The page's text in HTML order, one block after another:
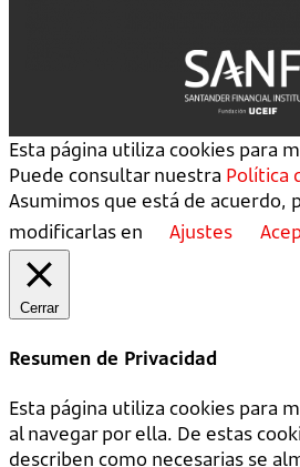
Esta página utiliza cookies para
Puede consultar nuestra Política
Asumimos que está de acuerdo,
modificarlas en
Ajustes
Cerrar
Resumen de Privacidad
Esta página utiliza cookies para
al navegar por ella. De estas
describen como necesarias se